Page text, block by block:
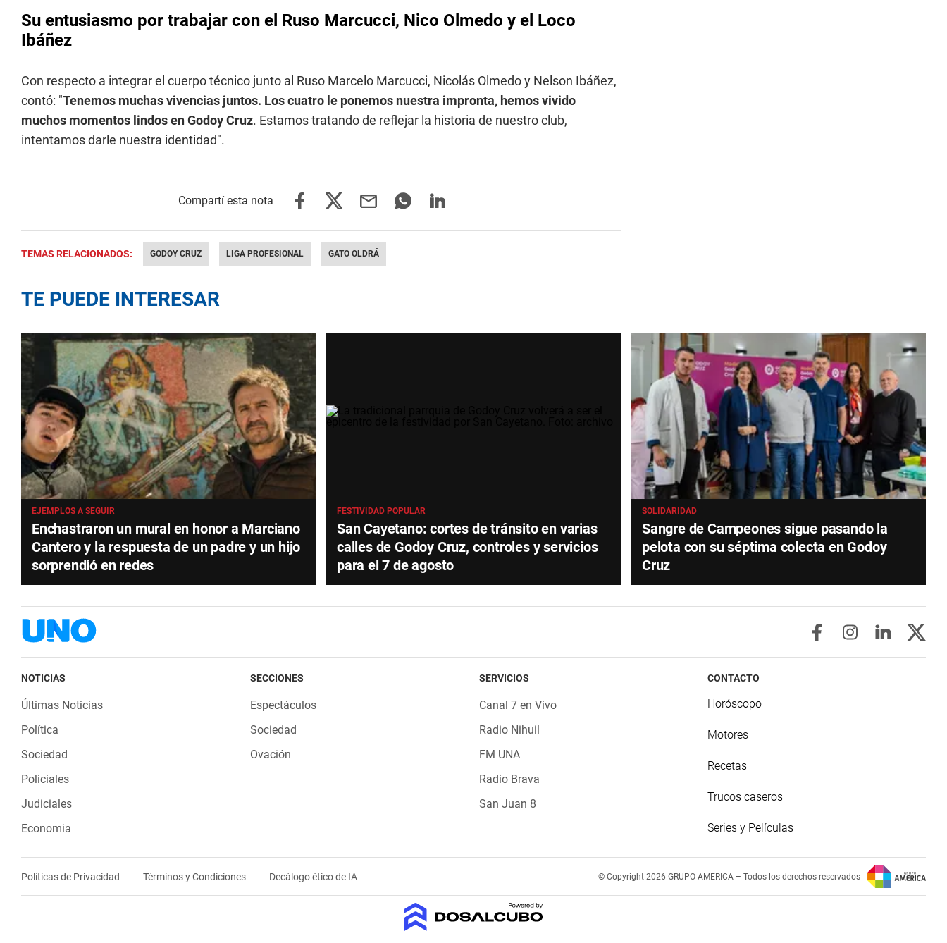
Su entusiasmo por trabajar con el Ruso Marcucci, Nico Olmedo y el Loco
Ibáñez
Con respecto a integrar el cuerpo técnico junto al Ruso Marcelo Marcucci, Nicolás Olmedo y Nelson Ibáñez,
contó: "Tenemos muchas vivencias juntos. Los cuatro le ponemos nuestra impronta, hemos vivido
muchos momentos lindos en Godoy Cruz. Estamos tratando de reflejar la historia de nuestro club,
intentamos darle nuestra identidad".
TEMAS RELACIONADOS: GODOY CRUZ LIGA PROFESIONAL GATO OLDRÁ
TE PUEDE INTERESAR
EJEMPLOS A SEGUIR
Enchastraron un mural en honor a Marciano
Cantero y la respuesta de un padre y un hijo
sorprendió en redes
FESTIVIDAD POPULAR
San Cayetano: cortes de tránsito en varias
calles de Godoy Cruz, controles y servicios
para el 7 de agosto
SOLIDARIDAD
Sangre de Campeones sigue pasando la
pelota con su séptima colecta en Godoy
Cruz
NOTICIAS
Últimas Noticias
Política
Sociedad
Policiales
Judiciales
Economia
SECCIONES
Espectáculos
Sociedad
Ovación
SERVICIOS
Canal 7 en Vivo
Radio Nihuil
FM UNA
Radio Brava
San Juan 8
CONTACTO
Horóscopo
Motores
Recetas
Trucos caseros
Series y Películas
Políticas de Privacidad Términos y Condiciones Decálogo ético de IA © Copyright 2026 GRUPO AMERICA – Todos los derechos reservados